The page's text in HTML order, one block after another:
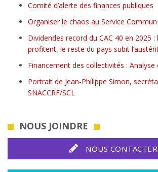
Comité d’alerte des finances publiques
Organiser le chaos au Service
Dividendes record du CAC 40 en 2025
profitent, le reste du pays subit
Financement des collectivités :
Portrait de Jean-Philippe Simon,
SNACCRF/SCL
NOUS JOINDRE
NOUS CONTACTER